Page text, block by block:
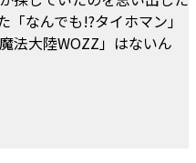
なんでも!?タイホマン」
法大陸WOZZ」はないん